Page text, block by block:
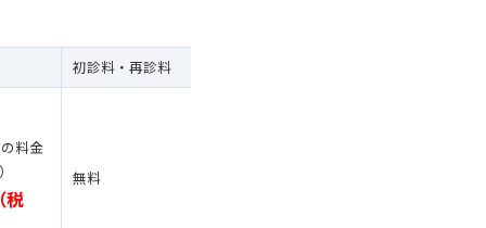
初診料・再診料
料金
税
無料